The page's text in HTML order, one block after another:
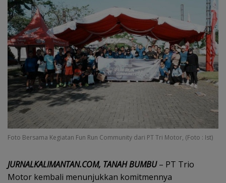
Foto Bersama Kegiatan Fun Run Community dari PT Tri Motor, (Foto : Ist)
JURNALKALIMANTAN.COM, TANAH BUMBU– PT Trio
Motor kembali menunjukkan komitmennya